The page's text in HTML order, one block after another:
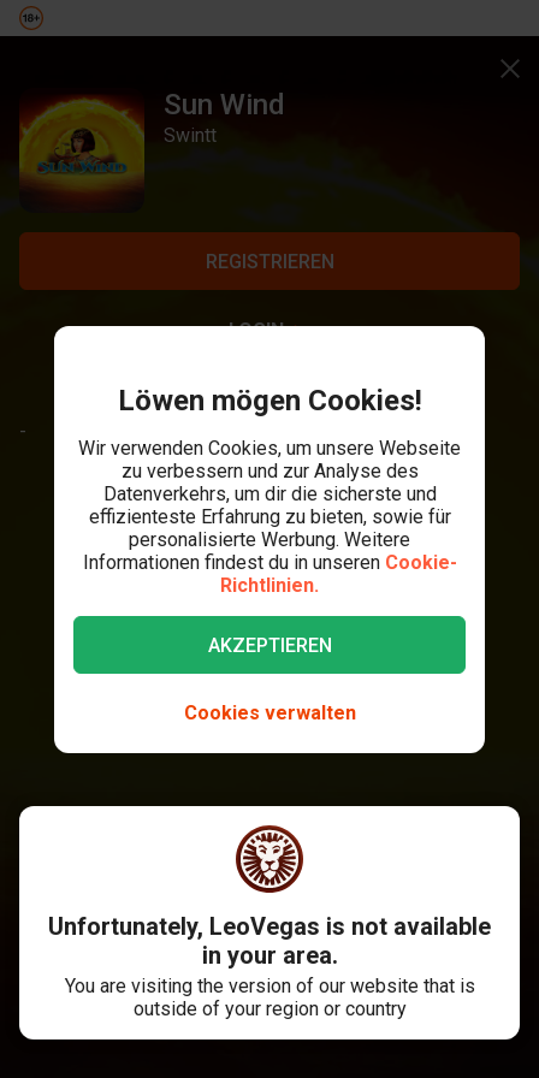
Sun Wind
Swintt
REGISTRIEREN
LOGIN
-
Löwen mögen Cookies!
Wir verwenden Cookies, um unsere Webseite
zu verbessern und zur Analyse des
Datenverkehrs, um dir die sicherste und
effizienteste Erfahrung zu bieten, sowie für
personalisierte Werbung. Weitere
Informationen findest du in unseren Cookie-
Richtlinien.
AKZEPTIEREN
Cookies verwalten
Unfortunately, LeoVegas is not available
in your area.
You are visiting the version of our website that is
outside of your region or country